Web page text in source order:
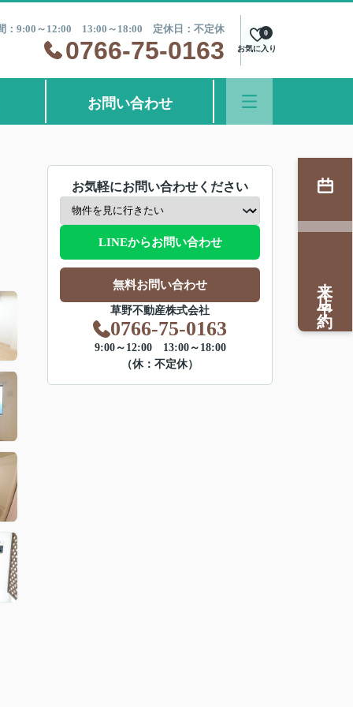
：9:00～12:00 13:00～18:00 定休日：不定休
0766-75-0163 お気に入り
0
お問い合わせ
お気軽にお問い合わせください
LINEからお問い合わせ
無料お問い合わせ
草野不動産株式会社
0766-75-0163
9:00～12:00 13:00～18:00
（休：不定休）
来店予約